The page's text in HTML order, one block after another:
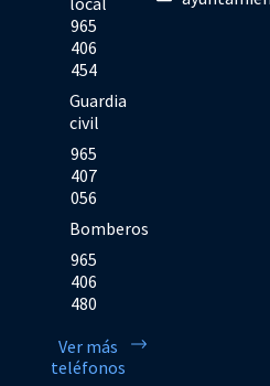
965
406
454
Guardia
civil
965
407
056
Bomberos
965
406
480
Ver más
teléfonos